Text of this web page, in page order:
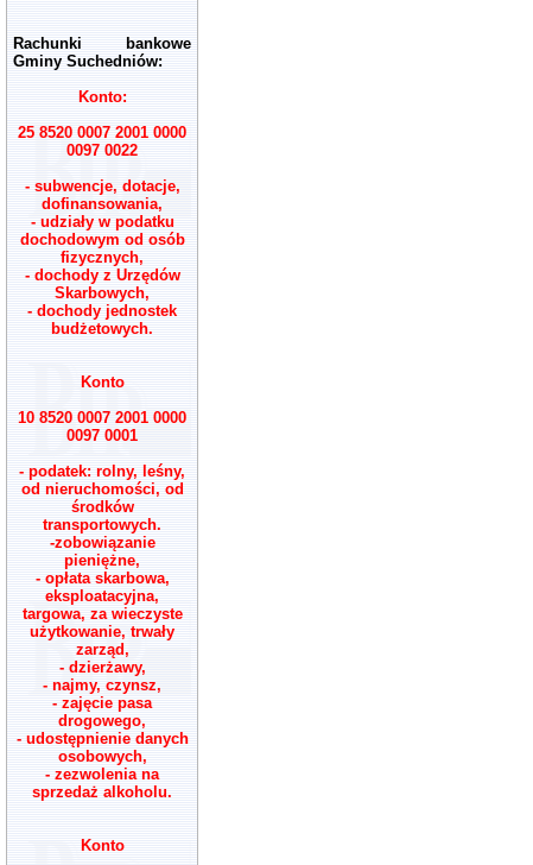
Rachunki bankowe
Gminy Suchedniów:
Konto:
25 8520 0007 2001 0000
0097 0022
- subwencje, dotacje,
dofinansowania,
- udziały w podatku
dochodowym od osób
fizycznych,
- dochody z Urzędów
Skarbowych,
- dochody jednostek
budżetowych.
Konto
10 8520 0007 2001 0000
0097 0001
- podatek: rolny, leśny,
od nieruchomości, od
środków
transportowych.
-zobowiązanie
pieniężne,
- opłata skarbowa,
eksploatacyjna,
targowa, za wieczyste
użytkowanie, trwały
zarząd,
- dzierżawy,
- najmy, czynsz,
- zajęcie pasa
drogowego,
- udostępnienie danych
osobowych,
- zezwolenia na
sprzedaż alkoholu.
Konto